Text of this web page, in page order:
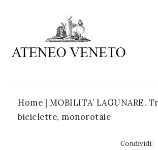
Home | MOBILITA’ LAGUNARE.
biciclette, monorotaie
Condividi:
Ateneo
è
cultura